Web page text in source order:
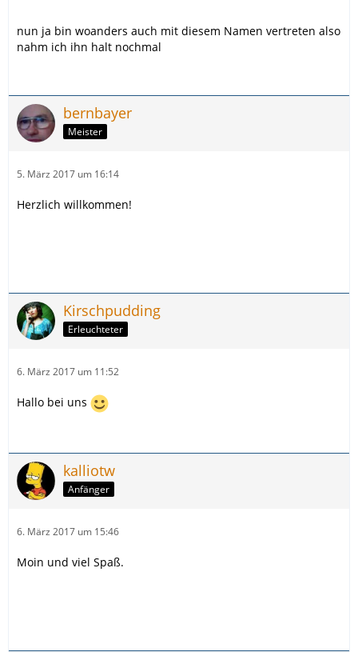
nun ja bin woanders auch mit diesem Namen vertreten also
nahm ich ihn halt nochmal
bernbayer
Meister
5. März 2017 um 16:14
Herzlich willkommen!
Kirschpudding
Erleuchteter
6. März 2017 um 11:52
Hallo bei uns
kalliotw
Anfänger
6. März 2017 um 15:46
Moin und viel Spaß.